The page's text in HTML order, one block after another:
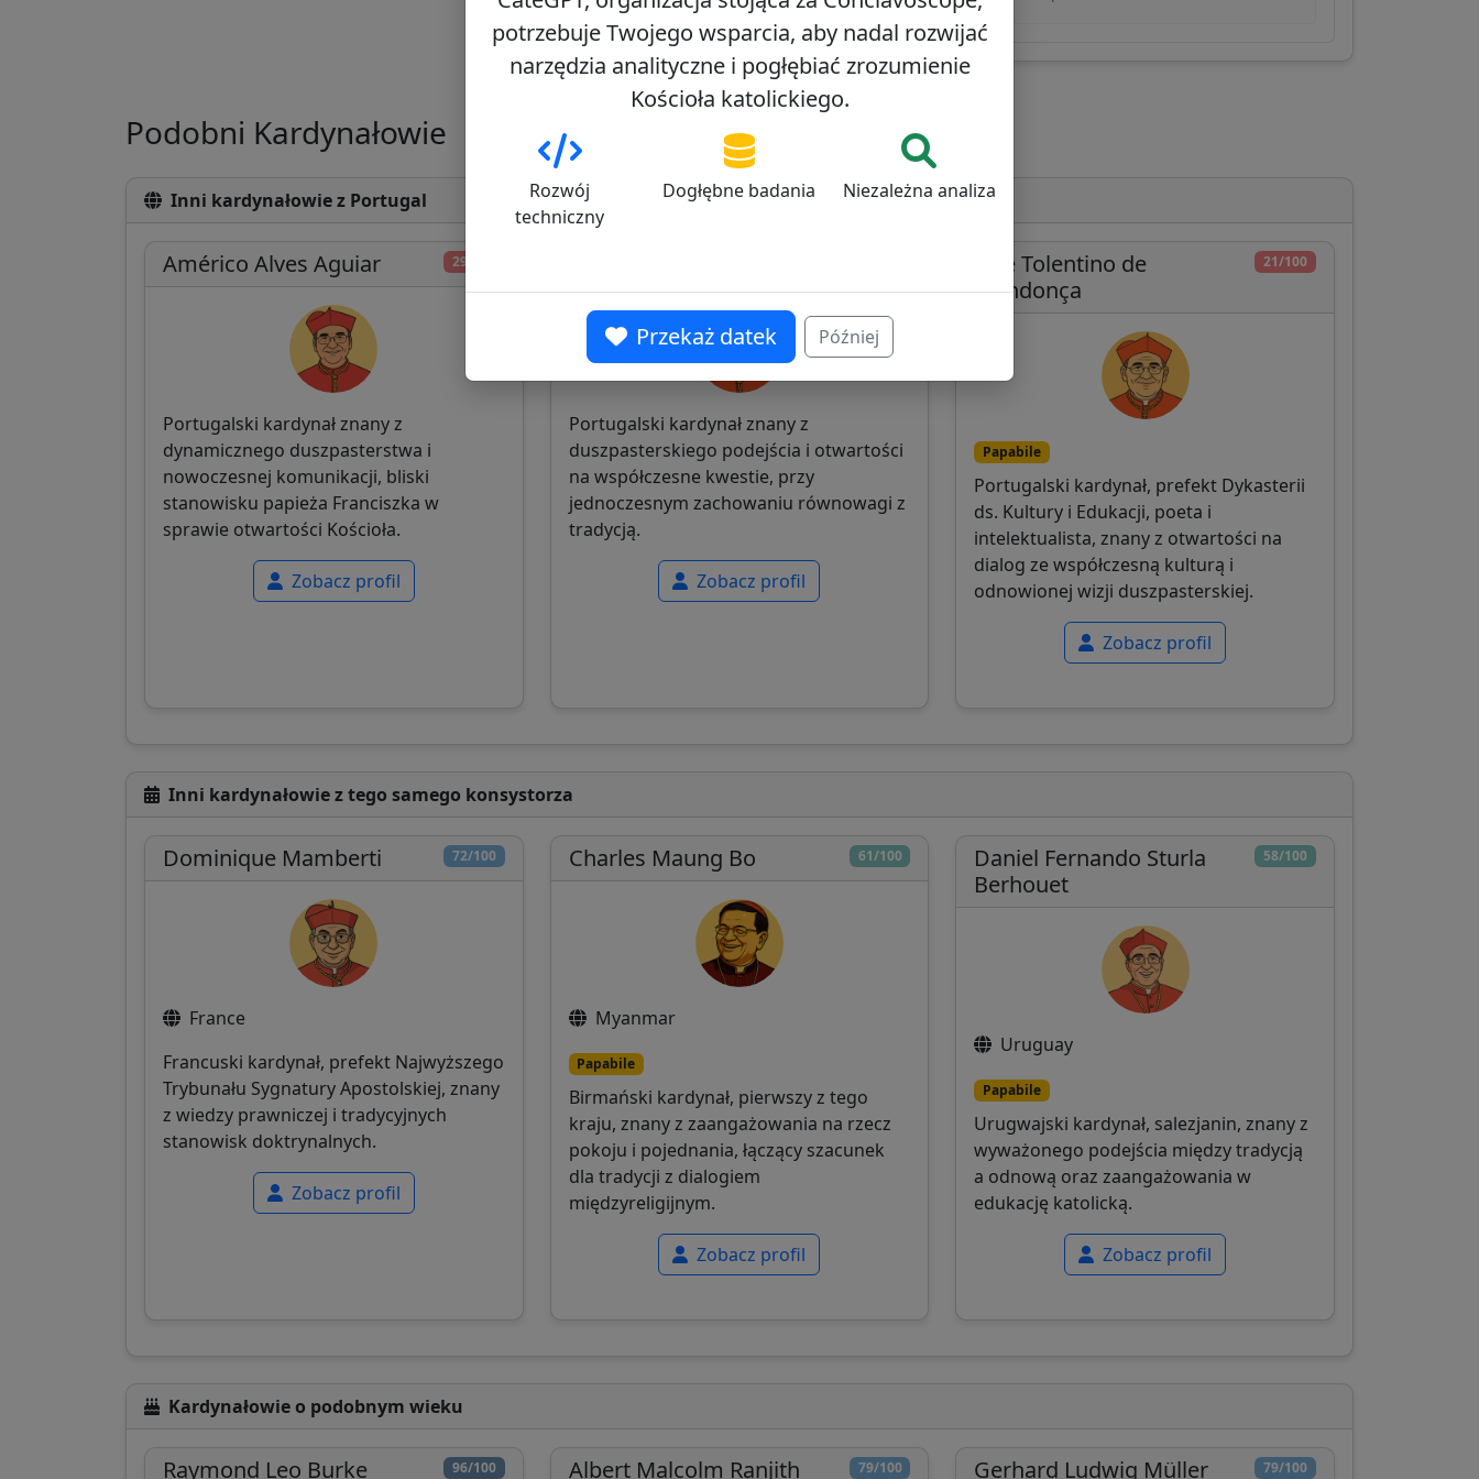
Podobni Kardynałowie
Inni kardynałowie z Portugal
29/100
Américo Alves Aguiar
Portugalski kardynał znany z
dynamicznego duszpasterstwa i
nowoczesnej komunikacji, bliski
stanowisku papieża Franciszka w
sprawie otwartości Kościoła.
Zobacz profil
Portugalski kardynał znany z
duszpasterskiego podejścia i otwartości
na współczesne kwestie, przy
jednoczesnym zachowaniu równowagi z
tradycją.
Zobacz profil
21/100
José Tolentino de
Mendonça
Papabile
Portugalski kardynał, prefekt Dykasterii
ds. Kultury i Edukacji, poeta i
intelektualista, znany z otwartości na
dialog ze współczesną kulturą i
odnowionej wizji duszpasterskiej.
Zobacz profil
Inni kardynałowie z tego samego konsystorza
72/100
Dominique Mamberti
France
Francuski kardynał, prefekt Najwyższego
Trybunału Sygnatury Apostolskiej, znany
z wiedzy prawniczej i tradycyjnych
stanowisk doktrynalnych.
Zobacz profil
61/100
Charles Maung Bo
Myanmar
Papabile
Birmański kardynał, pierwszy z tego
kraju, znany z zaangażowania na rzecz
pokoju i pojednania, łączący szacunek
dla tradycji z dialogiem
międzyreligijnym.
Zobacz profil
58/100
Daniel Fernando Sturla
Berhouet
Uruguay
Papabile
Urugwajski kardynał, salezjanin, znany z
wyważonego podejścia między tradycją
a odnową oraz zaangażowania w
edukację katolicką.
Zobacz profil
Kardynałowie o podobnym wieku
96/100
Raymond Leo Burke 79/100
Albert Malcolm Ranjith 79/100
Gerhard Ludwig Müller
potrzebuje Twojego wsparcia, aby nadal rozwijać
narzędzia analityczne i pogłębiać zrozumienie
Kościoła katolickiego.
Rozwój
techniczny
Dogłębne badania Niezależna analiza
Przekaż datek Później